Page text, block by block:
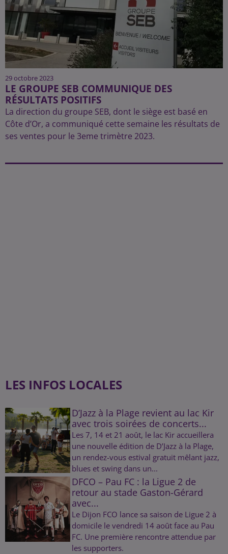
29 octobre 2023
LE GROUPE SEB COMMUNIQUE DES
RÉSULTATS POSITIFS
La direction du groupe SEB, dont le siège est basé en
Côte d’Or, a communiqué cette semaine les résultats de
ses ventes pour le 3eme trimètre 2023.
LES INFOS LOCALES
D’Jazz à la Plage revient au lac Kir
avec trois soirées de concerts...
Les 7, 14 et 21 août, le lac Kir accueillera
une nouvelle édition de D’Jazz à la Plage,
un rendez-vous estival gratuit mêlant jazz,
blues et swing dans un...
DFCO – Pau FC : la Ligue 2 de
retour au stade Gaston-Gérard
avec...
Le Dijon FCO lance sa saison de Ligue 2 à
domicile le vendredi 14 août face au Pau
FC. Une première rencontre attendue par
les supporters.